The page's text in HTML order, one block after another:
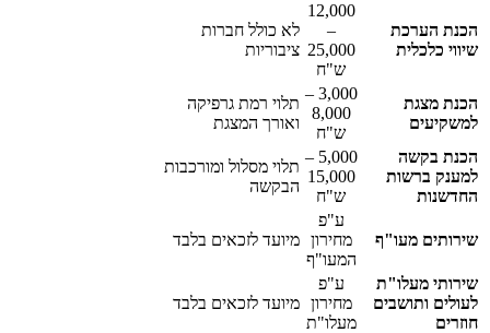
הכנת הערכת
שיווי כלכלית
12,000
–
25,000
ש"ח
לא כולל חברות
ציבוריות
הכנת מצגת
למשקיעים
3,000 –
8,000
ש"ח
תלוי רמת גרפיקה
ואורך המצגת
הכנת בקשה
למענק ברשות
החדשנות
5,000 –
15,000
ש"ח
תלוי מסלול ומורכבות
הבקשה
שירותים מעו"ף
ע"פ
מחירון
המעו"ף
מיועד לזכאים בלבד
שירותי מעלו"ת
לעולים ותושבים
חוזרים
ע"פ
מחירון
מעלו"ת
מיועד לזכאים בלבד